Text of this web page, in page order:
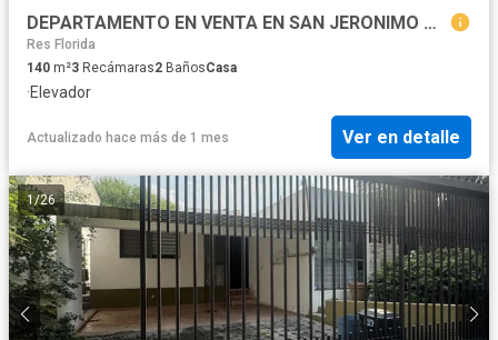
DEPARTAMENTO EN VENTA EN SAN JERONIMO MONTERREY
Res Florida
140 m²3 Recámaras2 BañosCasa
·Elevador
Actualizado hace más de 1 mes Ver en detalle
1/26